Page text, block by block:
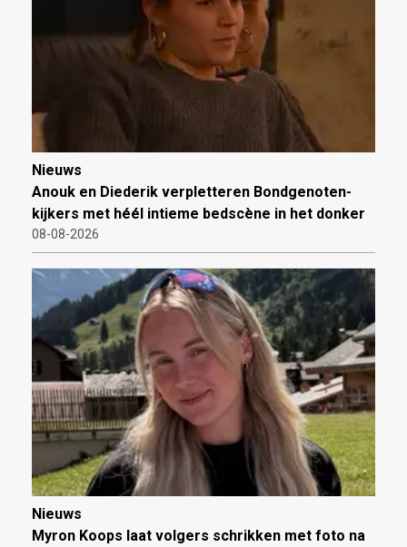
Nieuws
Anouk en Diederik verpletteren Bondgenoten-
kijkers met héél intieme bedscène in het donker
08-08-2026
Nieuws
Myron Koops laat volgers schrikken met foto na